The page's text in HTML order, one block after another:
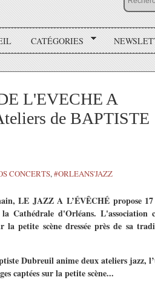
CATÉGORIES
L'EVECHE A
de BAPTISTE
CONCERTS,#ORLEANS'JAZZ
LE JAZZ A L’ÉVÊCHÉ propose 17
Cathédrale d'Orléans. L'association
petite scène dressée près de sa
Dubreuil anime deux ateliers jazz,
captées sur la petite scène...